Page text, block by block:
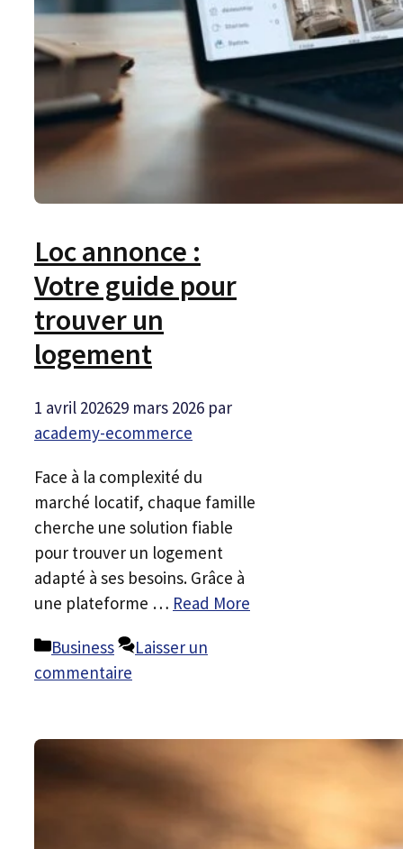
Loc annonce :
Votre guide pour
trouver un
logement
1 avril 202629 mars 2026 par
academy-ecommerce
Face à la complexité du
marché locatif, chaque famille
cherche une solution fiable
pour trouver un logement
adapté à ses besoins. Grâce à
une plateforme … Read More
Catégories
Business
Laisser un
commentaire